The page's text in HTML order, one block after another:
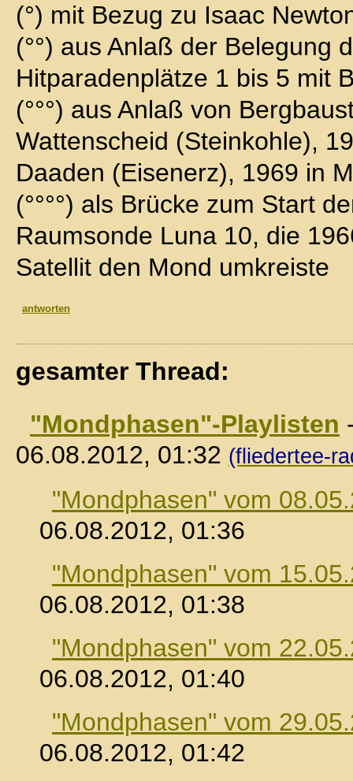
(°) mit Bezug zu Isaac
(°°) aus Anlaß der Belegung
Hitparadenplätze 1 bis 5 mit
(°°°) aus Anlaß von
Wattenscheid (Steinkohle),
Daaden (Eisenerz), 1969 in
(°°°°) als Brücke zum Start
Raumsonde Luna 10, die
Satellit den Mond umkreiste
antworten
gesamter Thread:
"Mondphasen"-Playlisten
06.08.2012, 01:32 (fliedertee-
"Mondphasen" vom
06.08.2012, 01:36
"Mondphasen" vom
06.08.2012, 01:38
"Mondphasen" vom
06.08.2012, 01:40
"Mondphasen" vom
06.08.2012, 01:42